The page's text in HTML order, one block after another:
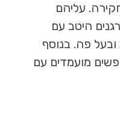
עליהם
היטב עם
פה. בנוסף
מועמדים עם